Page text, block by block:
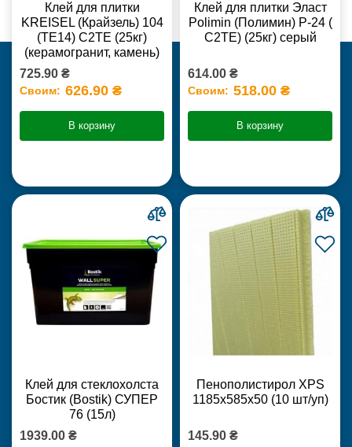
Клей для плитки
KREISEL (Крайзель) 104
(ТЕ14) С2TE (25кг)
(керамогранит, камень)
725.90 ₴
Своим: 626.90 ₴
В корзину
Клей для плитки Эласт
Polimin (Полимин) Р-24 (
С2ТЕ) (25кг) серый
614.00 ₴
Своим: 518.00 ₴
В корзину
Клей для стеклохолста
Бостик (Bostik) СУПЕР
76 (15л)
1939.00 ₴
Пенополистирол XPS
1185х585х50 (10 шт/уп)
145.90 ₴